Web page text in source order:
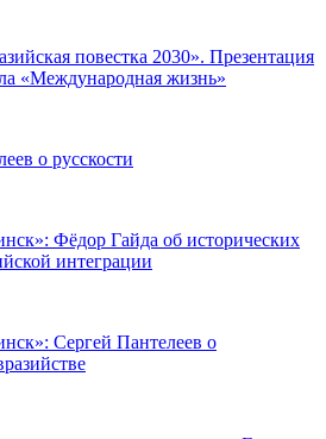
повестка 2030». Презентация
«Международная жизнь»
о русскости
Фёдор Гайда об исторических
интеграции
Сергей Пантелеев о